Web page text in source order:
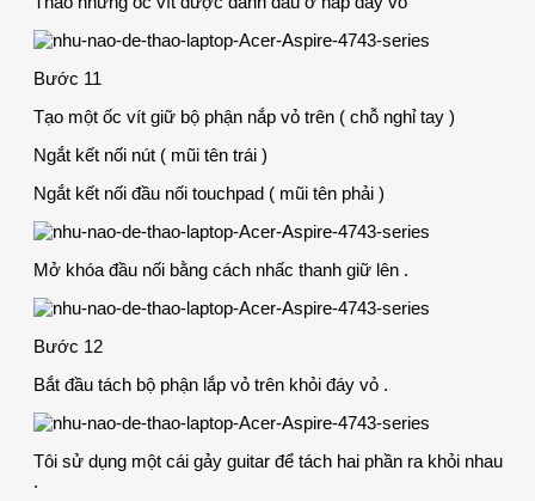
Bước 11
Tạo một ốc vít giữ bộ phận nắp vỏ trên ( chỗ nghỉ tay )
Ngắt kết nối nút ( mũi tên trái )
Ngắt kết nối đầu nối touchpad ( mũi tên phải )
Mở khóa đầu nối bằng cách nhấc thanh giữ lên .
Bước 12
Bắt đầu tách bộ phận lắp vỏ trên khỏi đáy vỏ .
Tôi sử dụng một cái gảy guitar để tách hai phần ra khỏi nhau
.